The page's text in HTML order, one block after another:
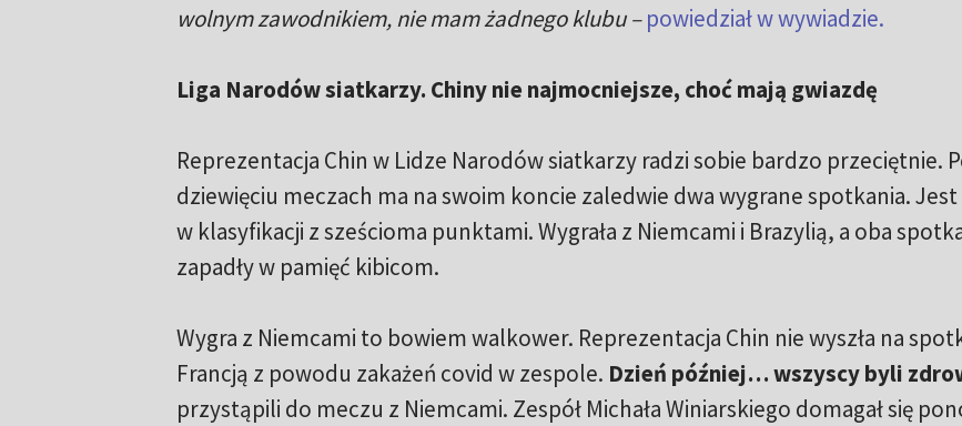
wolnym zawodnikiem, nie mam żadnego klubu –powiedział w wywiadzie.
Liga Narodów siatkarzy. Chiny nie najmocniejsze, choć mają gwiazdę
Reprezentacja Chin w Lidze Narodów siatkarzy radzi sobie bardzo przeciętnie.
dziewięciu meczach ma na swoim koncie zaledwie dwa wygrane spotkania.
w klasyfikacji z sześcioma punktami. Wygrała z Niemcami i Brazylią, a oba
zapadły w pamięć kibicom.
Wygra z Niemcami to bowiem walkower. Reprezentacja Chin nie wyszła na
Francją z powodu zakażeń covid w zespole. Dzień później… wszyscy byli
przystąpili do meczu z Niemcami. Zespół Michała Winiarskiego domagał się